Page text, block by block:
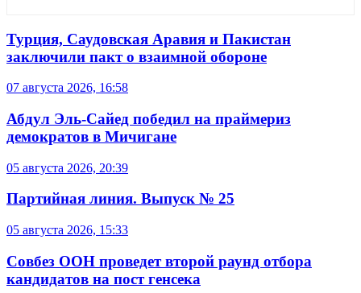
Турция, Саудовская Аравия и Пакистан
заключили пакт о взаимной обороне
07 августа 2026, 16:58
Абдул Эль-Сайед победил на праймериз
демократов в Мичигане
05 августа 2026, 20:39
Партийная линия. Выпуск № 25
05 августа 2026, 15:33
Совбез ООН проведет второй раунд отбора
кандидатов на пост генсека